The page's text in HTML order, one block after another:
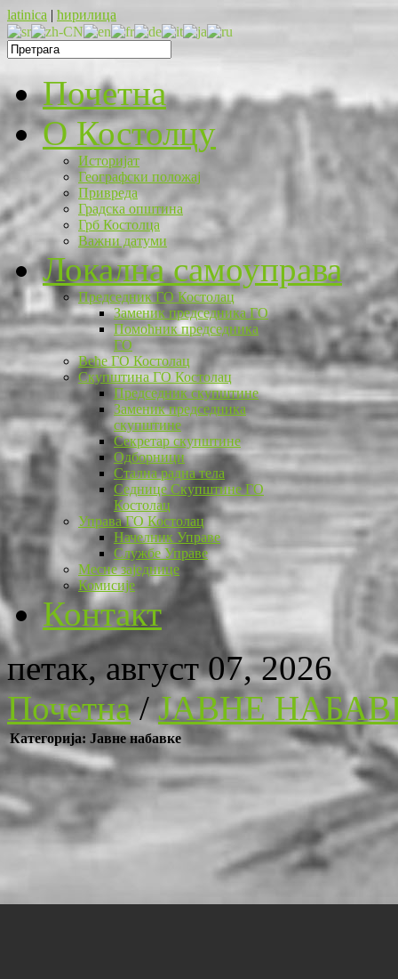
latinica | ћирилица
Почетна
O Костолцу
Историјат
Географски положај
Привреда
Градска општина
Грб Костолца
Важни датуми
Локална самоуправа
Председник ГО Костолац
Заменик председника ГО
Помоћник председника
ГО
Веће ГО Костолац
Скупштина ГО Костолац
Председник скупштине
Заменик председника
скупштине
Секретар скупштине
Одборници
Стална радна тела
Седнице Скупштине ГО
Костолац
Управа ГО Костолац
Начелник Управе
Службе Управе
Месне заједнице
Комисије
Контакт
петак, август 07, 2026
Почетна/ЈАВНЕ
Категорија: Јавне набавке